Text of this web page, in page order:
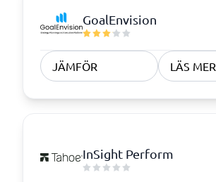
GoalEnvision
JÄMFÖR LÄS MER
InSight Perform